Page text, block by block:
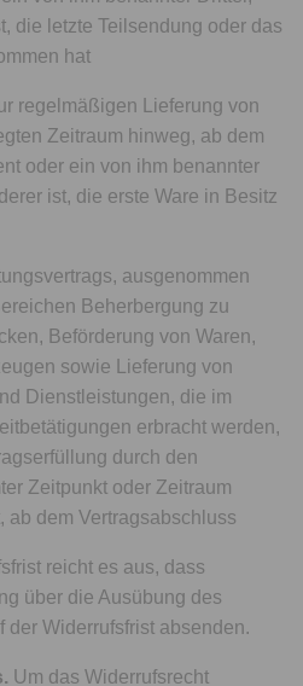
die letzte Teilsendung oder das
hat
regelmäßigen Lieferung von
Zeitraum hinweg, ab dem
oder ein von ihm benannter
ist, die erste Ware in Besitz
ausgenommen
Beherbergung zu
Beförderung von Waren,
sowie Lieferung von
Dienstleistungen, die im
erbracht werden,
durch den
Zeitpunkt oder Zeitraum
ab dem Vertragsabschluss
reicht es aus, dass
über die Ausübung des
der Widerrufsfrist absenden.
Um das Widerrufsrecht